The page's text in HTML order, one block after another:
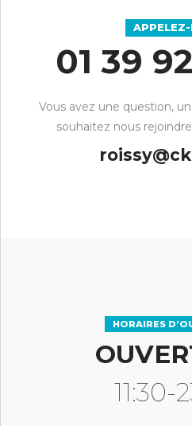
APPELEZ-
01 39
Vous avez une question,
souhaitez nous
HORAIRES
11:30-